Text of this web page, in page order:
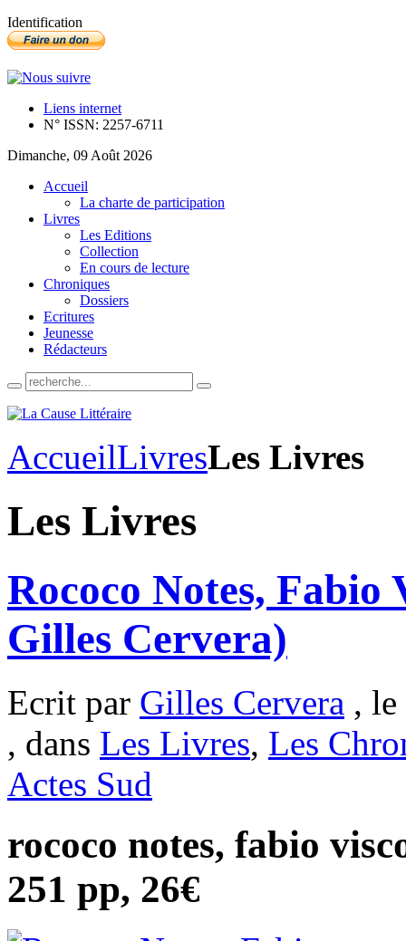
Identification
Liens internet
N° ISSN: 2257-6711
Dimanche, 09 Août 2026
Accueil
La charte de participation
Livres
Les Editions
Collection
En cours de lecture
Chroniques
Dossiers
Ecritures
Jeunesse
Rédacteurs
AccueilLivresLes Livres
Les Livres
Rococo Notes, Fabio
Gilles Cervera)
Ecrit par Gilles Cervera ,
, dans Les Livres, Les
Actes Sud
rococo notes, fabio
251 pp, 26€